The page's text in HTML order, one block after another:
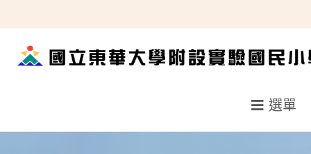
轉
選單